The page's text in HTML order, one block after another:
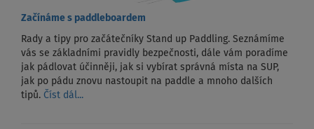
Začínáme s paddleboardem
Rady a tipy pro začátečníky Stand up Paddling. Seznámíme
vás se základními pravidly bezpečnosti, dále vám poradíme
jak pádlovat účinněji, jak si vybírat správná místa na SUP,
jak po pádu znovu nastoupit na paddle a mnoho dalších
tipů. Číst dál...